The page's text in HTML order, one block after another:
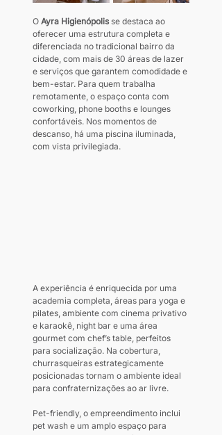
O Ayra Higienópolis se destaca ao
oferecer uma estrutura completa e
diferenciada no tradicional bairro da
cidade, com mais de 30 áreas de lazer
e serviços que garantem comodidade e
bem-estar. Para quem trabalha
remotamente, o espaço conta com
coworking, phone booths e lounges
confortáveis. Nos momentos de
descanso, há uma piscina iluminada,
com vista privilegiada.
A experiência é enriquecida por uma
academia completa, áreas para yoga e
pilates, ambiente com cinema privativo
e karaokê, night bar e uma área
gourmet com chef’s table, perfeitos
para socialização. Na cobertura,
churrasqueiras estrategicamente
posicionadas tornam o ambiente ideal
para confraternizações ao ar livre.
Pet-friendly, o empreendimento inclui
pet wash e um amplo espaço para